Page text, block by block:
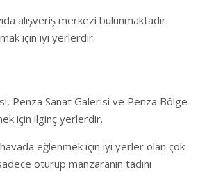
alışveriş merkezi bulunmaktadır.
için iyi yerlerdir.
Penza Sanat Galerisi ve Penza Bölge
için ilginç yerlerdir.
eğlenmek için iyi yerler olan çok
oturup manzaranın tadını